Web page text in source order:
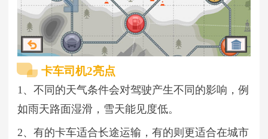
卡车司机2亮点
1、不同的天气条件会对驾驶产生不同的影响，例
如雨天路面湿滑，雪天能见度低。
2、有的卡车适合长途运输，有的则更适合在城市